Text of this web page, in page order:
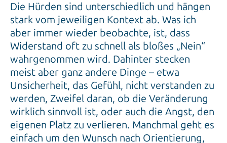
Die Hürden sind unterschiedlich und hängen
stark vom jeweiligen Kontext ab. Was ich
aber immer wieder beobachte, ist, dass
Widerstand oft zu schnell als bloßes „Nein“
wahrgenommen wird. Dahinter stecken
meist aber ganz andere Dinge – etwa
Unsicherheit, das Gefühl, nicht verstanden zu
werden, Zweifel daran, ob die Veränderung
wirklich sinnvoll ist, oder auch die Angst, den
eigenen Platz zu verlieren. Manchmal geht es
einfach um den Wunsch nach Orientierung,